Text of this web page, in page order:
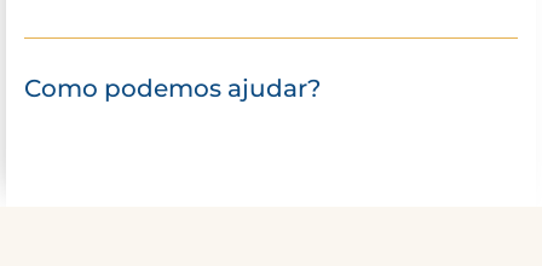
Como podemos ajudar?